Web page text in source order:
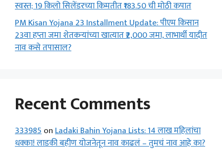
स्वस्त; 19 किलो सिलेंडरच्या किमतीत ₹183.50 ची मोठी कपात
PM Kisan Yojana 23 Installment Update: पीएम किसान
23वा हप्ता जमा शेतकऱ्यांच्या खात्यात ₹2,000 जमा, लाभार्थी यादीत
नाव कसे तपासाल?
Recent Comments
333985onLadaki Bahin Yojana Lists: 14 लाख महिलांचा
धक्का! लाडकी बहीण योजनेतून नाव काढलं – तुमचं नाव आहे का?